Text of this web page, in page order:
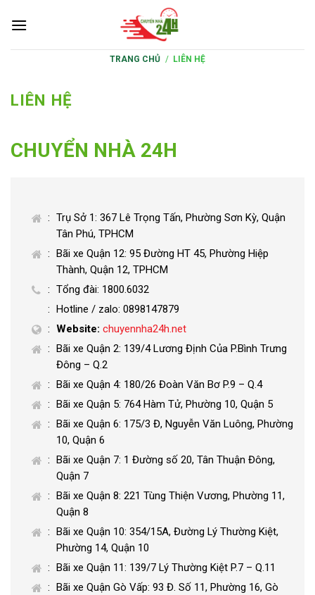
TRANG CHỦ / LIÊN HỆ
LIÊN HỆ
CHUYỂN NHÀ 24H
Trụ Sở 1: 367 Lê Trọng Tấn, Phường Sơn Kỳ, Quận
Tân Phú, TPHCM
Bãi xe Quận 12: 95 Đường HT 45, Phường Hiệp
Thành, Quận 12, TPHCM
Tổng đài: 1800.6032
Hotline / zalo: 0898147879
Website: chuyennha24h.net
Bãi xe Quận 2: 139/4 Lương Định Của P.Bình Trưng
Đông – Q.2
Bãi xe Quận 4: 180/26 Đoàn Văn Bơ P.9 – Q.4
Bãi xe Quận 5: 764 Hàm Tử, Phường 10, Quận 5
Bãi xe Quận 6: 175/3 Đ, Nguyễn Văn Luông, Phường
10, Quận 6
Bãi xe Quận 7: 1 Đường số 20, Tân Thuận Đông,
Quận 7
Bãi xe Quận 8: 221 Tùng Thiện Vương, Phường 11,
Quận 8
Bãi xe Quận 10: 354/15A, Đường Lý Thường Kiệt,
Phường 14, Quận 10
Bãi xe Quận 11: 139/7 Lý Thường Kiệt P.7 – Q.11
Bãi xe Quận Gò Vấp: 93 Đ. Số 11, Phường 16, Gò